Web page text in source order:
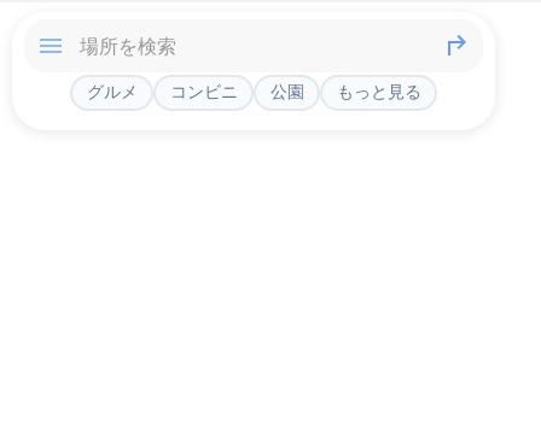
グルメ コンビニ 公園 もっと見る